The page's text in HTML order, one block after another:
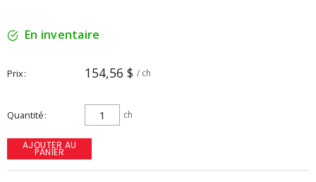
En inventaire
Prix 154,56 $ / ch
Quantité ch
AJOUTER AU
PANIER